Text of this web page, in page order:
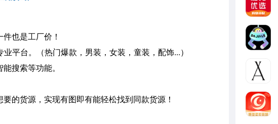
也是工厂价！
台。（热门爆款，男装，女装，童装，配饰...）
搜索等功能。
货源，实现有图即有能轻松找到同款货源！